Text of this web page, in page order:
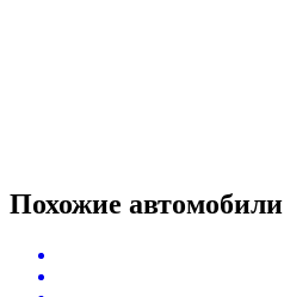
Похожие автомобили